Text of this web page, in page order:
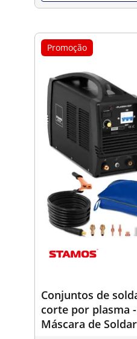
Promoção
Conjuntos de
corte por plasma -
Máscara de